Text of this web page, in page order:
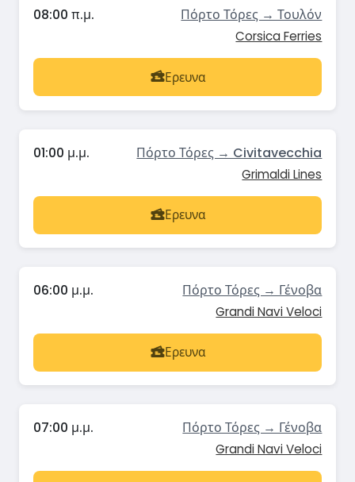
08:00 π.μ. Πόρτο Τόρες → Τουλόν
Corsica Ferries
Ερευνα
01:00 μ.μ. Πόρτο Τόρες → Civitavecchia
Grimaldi Lines
Ερευνα
06:00 μ.μ. Πόρτο Τόρες → Γένοβα
Grandi Navi Veloci
Ερευνα
07:00 μ.μ. Πόρτο Τόρες → Γένοβα
Grandi Navi Veloci